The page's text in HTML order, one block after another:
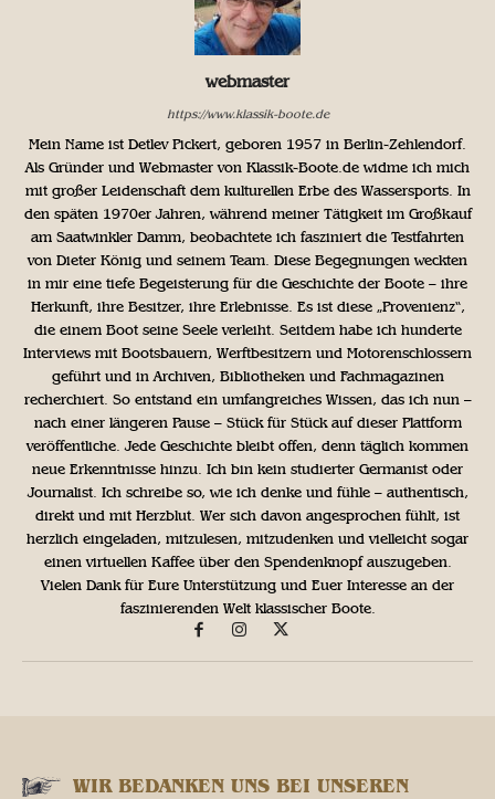
webmaster
https://www.klassik-boote.de
Mein Name ist Detlev Pickert, geboren 1957 in Berlin-Zehlendorf.
Als Gründer und Webmaster von Klassik-Boote.de widme ich mich
mit großer Leidenschaft dem kulturellen Erbe des Wassersports. In
den späten 1970er Jahren, während meiner Tätigkeit im Großkauf
am Saatwinkler Damm, beobachtete ich fasziniert die Testfahrten
von Dieter König und seinem Team. Diese Begegnungen weckten
in mir eine tiefe Begeisterung für die Geschichte der Boote – ihre
Herkunft, ihre Besitzer, ihre Erlebnisse. Es ist diese „Provenienz“,
die einem Boot seine Seele verleiht. Seitdem habe ich hunderte
Interviews mit Bootsbauern, Werftbesitzern und Motorenschlossern
geführt und in Archiven, Bibliotheken und Fachmagazinen
recherchiert. So entstand ein umfangreiches Wissen, das ich nun –
nach einer längeren Pause – Stück für Stück auf dieser Plattform
veröffentliche. Jede Geschichte bleibt offen, denn täglich kommen
neue Erkenntnisse hinzu. Ich bin kein studierter Germanist oder
Journalist. Ich schreibe so, wie ich denke und fühle – authentisch,
direkt und mit Herzblut. Wer sich davon angesprochen fühlt, ist
herzlich eingeladen, mitzulesen, mitzudenken und vielleicht sogar
einen virtuellen Kaffee über den Spendenknopf auszugeben.
Vielen Dank für Eure Unterstützung und Euer Interesse an der
faszinierenden Welt klassischer Boote.
WIR BEDANKEN UNS BEI UNSEREN